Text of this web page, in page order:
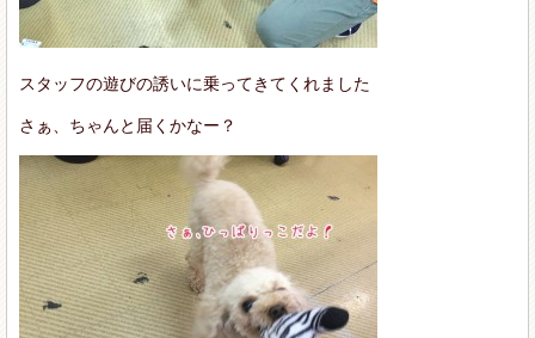
スタッフの遊びの誘いに乗ってきてくれました
さぁ、ちゃんと届くかなー？